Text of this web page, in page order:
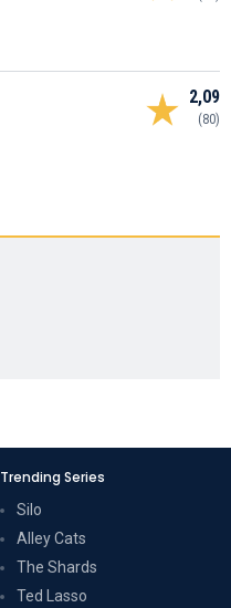
2,09
(80)
Trending Series
Silo
Alley Cats
The Shards
Ted Lasso